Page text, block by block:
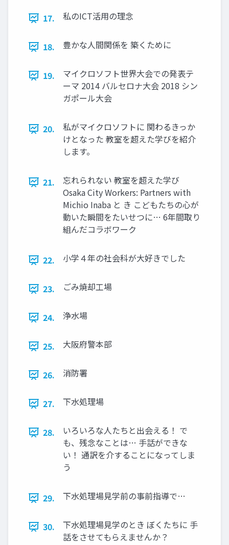
17. 私のICT活用の理念
18. 豊かな人間関係を 築くために
19.
マイクロソフト世界大会での発表テ
ーマ 2014 バルセロナ大会 2018 シン
ガポール大会
20.
私がマイクロソフトに 関わるきっか
けとなった 教室を超えた学びを紹介
します。
21.
忘れられない 教室を超えた学び
Osaka City Workers: Partners with
Michio Inaba と き こどもたちの心が
動いた瞬間をたいせつに… 6年間取り
組んだコラボワーク
22. 小学４年の社会科が大好きでした
23. ごみ焼却工場
24. 浄水場
25. 大阪府警本部
26. 消防署
27. 下水処理場
28.
いろいろな人たちと出会える！ で
も、残念なことは… 手話ができな
い！ 通訳を介することになってしま
う
29. 下水処理場見学前の事前指導で…
30.
下水処理場見学のとき ぼくたちに 手
話をさせてもらえませんか？